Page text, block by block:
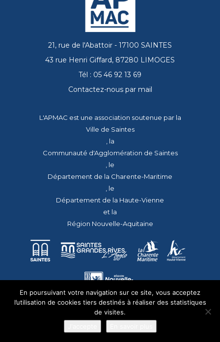
21, rue de l'Abattoir - 17100 SAINTES
43 rue Henri Giffard, 87280 LIMOGES
Tél : 05 46 92 13 69
Contactez-nous par mail
L'APMAC est une association soutenue par la
Ville de Saintes
, la
Communauté d'Agglomération de Saintes
, le
Département de la Charente-Maritime
, le
Département de la Haute-Vienne
et la
Région Nouvelle-Aquitaine
© 2026 - Tous droits réservés - apmac.fr - réalisation :
En poursuivant votre navigation sur ce site, vous acceptez
l’utilisation de cookies tiers destinés à réaliser des statistiques
de visites.